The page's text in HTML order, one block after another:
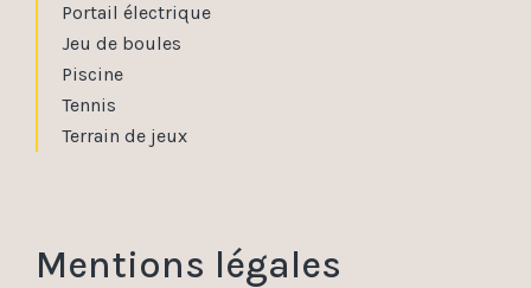
Portail électrique
Jeu de boules
Piscine
Tennis
Terrain de jeux
Mentions légales